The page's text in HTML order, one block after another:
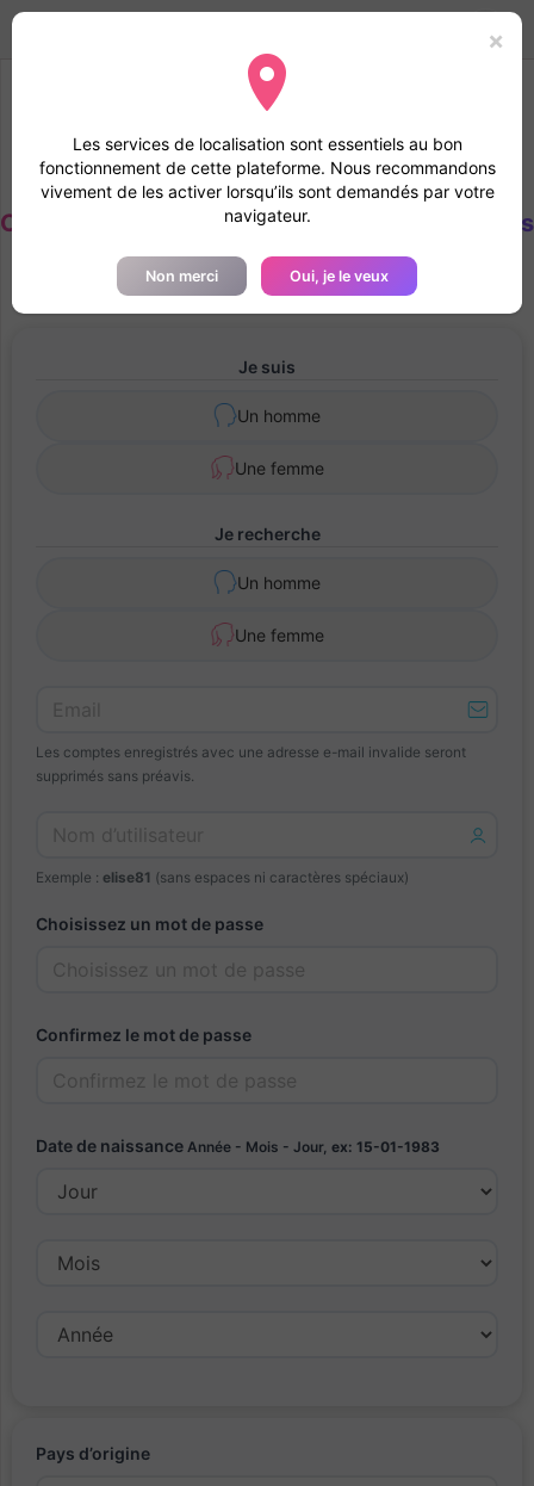
L’activation de la géolocalisation accélère la vérification du
profil et renforce la confiance avec les autres membres.
Créer un Compte - Chat et Messages avec les
Célibataires 100% Gratuit
Je suis
Un homme
Une femme
Je recherche
Un homme
Une femme
Les comptes enregistrés avec une adresse e-mail invalide seront
supprimés sans préavis.
Exemple : elise81 (sans espaces ni caractères spéciaux)
Choisissez un mot de passe
Confirmez le mot de passe
Date de naissance Année - Mois - Jour, ex: 15-01-1983
Pays d’origine
×
Les services de localisation sont essentiels au bon
fonctionnement de cette plateforme. Nous recommandons
vivement de les activer lorsqu’ils sont demandés par votre
navigateur.
Non merci Oui, je le veux